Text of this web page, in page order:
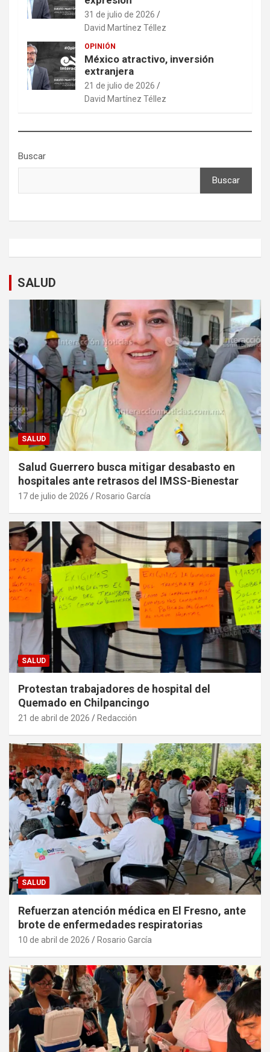
31 de julio de 2026
David Martínez Téllez
OPINIÓN
México atractivo, inversión
extranjera
21 de julio de 2026
David Martínez Téllez
Buscar
Buscar
SALUD
SALUD
Salud Guerrero busca mitigar desabasto en
hospitales ante retrasos del IMSS-Bienestar
17 de julio de 2026 Rosario García
SALUD
Protestan trabajadores de hospital del
Quemado en Chilpancingo
21 de abril de 2026 Redacción
SALUD
Refuerzan atención médica en El Fresno, ante
brote de enfermedades respiratorias
10 de abril de 2026 Rosario García